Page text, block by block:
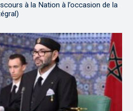
à la Nation à l’occasion de la